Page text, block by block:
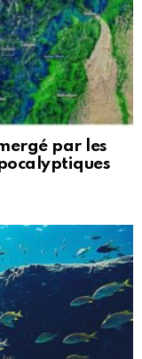
par les